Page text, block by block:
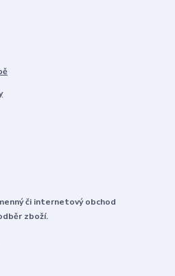
či internetový obchod
zboží.